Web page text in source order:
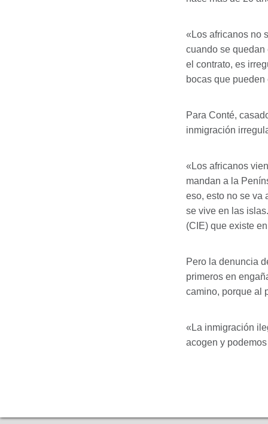
«Los africanos no
cuando se quedan
el contrato, es
bocas que
Para Conté,
inmigración
«Los africanos
mandan a la
eso, esto no se va
se vive en las
(CIE) que existe
Pero la denuncia
primeros en
camino, porque al
«La inmigración
acogen y